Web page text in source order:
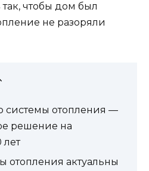
чтобы дом был
не разоряли
системы отопления —
решение на
лет
отопления актуальны